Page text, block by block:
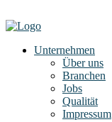
Unternehmen
Über uns
Branchen
Jobs
Qualität
Impressum